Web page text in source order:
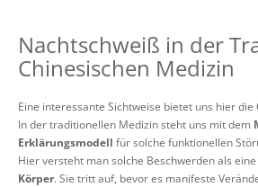
Nachtschweiß in der
Chinesischen Medizin
Eine interessante Sichtweise bietet uns hier die
In der traditionellen Medizin steht uns mit dem
Erklärungsmodell für solche funktionellen
Hier versteht man solche Beschwerden als
Körper. Sie tritt auf, bevor es manifeste